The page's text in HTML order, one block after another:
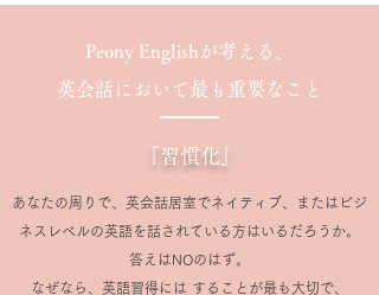
Peony Englishが考える、
英会話において最も重要なこと
『習慣化』
あなたの周りで、英会話居室でネイティブ、またはビジ
ネスレベルの英語を話されている方はいるだろうか。
答えはNOのはず。
なぜなら、英語習得には することが最も大切で、